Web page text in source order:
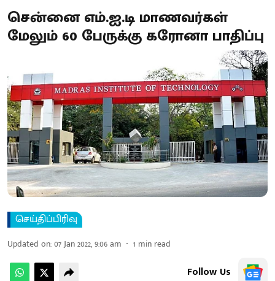
சென்னை எம்.ஐ.டி மாணவர்கள்
மேலும் 60 பேருக்கு கரோனா பாதிப்பு
செய்திப்பிரிவு
Updated on:07 Jan 2022, 9:06 am 1 min read
Follow Us